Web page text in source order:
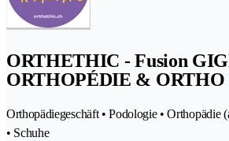
ORTHETHIC - Fusion
ORTHOPÉDIE &
Orthopädiegeschäft • Podologie • Orthopädie
• Schuhe